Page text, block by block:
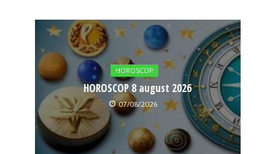
HOROSCOP
HOROSCOP 8 august 2026
07/08/2026